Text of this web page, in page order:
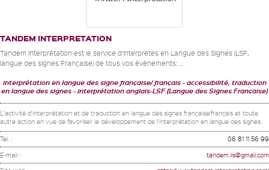
TANDEM INTERPRETATION
Tandem interprétation est le service d’interprètes en Langue des Signes (LSF,
langue des signes Française) de tous vos événements: ...
interprétation en langue des signe française/ français
accessibilité, traduction
en langue des signes
interprétation anglais-LSF (Langue des Signes Française)
L'activité d'interprétation et de traduction en langue des signes française/français et toute
autre action en vue de favoriser le développement de l'interprétation en langue des signes.
Tel. : 06 81 11 56 99
E-mail : tandem.ils@gmail.com